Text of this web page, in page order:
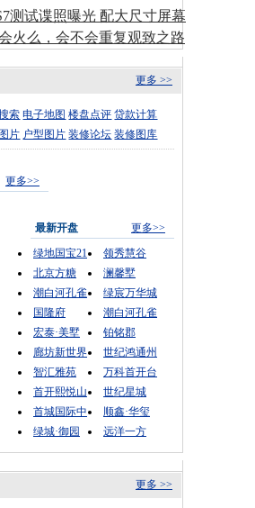
测试谍照曝光 配大尺寸屏幕
火么，会不会重复观致之路
更多 >>
索 电子地图 楼盘点评 贷款计算
片 户型图片 装修论坛 装修图库
更多>>
最新开盘
更多>>
绿地国宝21
领秀慧谷
北京方糖
澜馨墅
潮白河孔雀
绿宸万华城
国隆府
潮白河孔雀
宏泰·美墅
铂铭郡
廊坊新世界
世纪鸿通州
智汇雅苑
万科首开台
首开熙悦山
世纪星城
首城国际中
顺鑫·华玺
绿城·御园
远洋一方
更多 >>